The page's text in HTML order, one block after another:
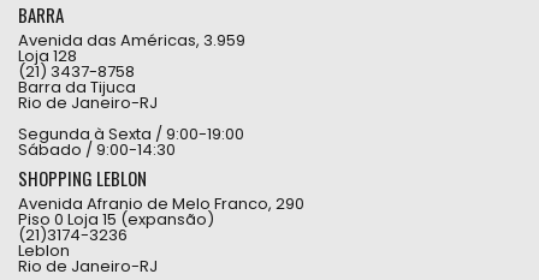
BARRA
Avenida das Américas, 3.959
Loja 128
(21) 3437-8758
Barra da Tijuca
Rio de Janeiro-RJ
Segunda à Sexta / 9:00-19:00
Sábado / 9:00-14:30
SHOPPING LEBLON
Avenida Afranio de Melo Franco, 290
Piso 0 Loja 15 (expansão)
(21)3174-3236
Leblon
Rio de Janeiro-RJ